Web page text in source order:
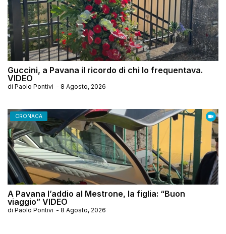
Guccini, a Pavana il ricordo di chi lo frequentava.
VIDEO
di Paolo Pontivi - 8 Agosto, 2026
CRONACA
A Pavana l’addio al Mestrone, la figlia: “Buon
viaggio” VIDEO
di Paolo Pontivi - 8 Agosto, 2026